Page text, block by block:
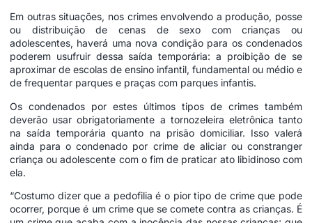
Em outras situações, nos crimes envolvendo a produção, posse
ou distribuição de cenas de sexo com crianças ou
adolescentes, haverá uma nova condição para os condenados
poderem usufruir dessa saída temporária: a proibição de se
aproximar de escolas de ensino infantil, fundamental ou médio e
de frequentar parques e praças com parques infantis.
Os condenados por estes últimos tipos de crimes também
deverão usar obrigatoriamente a tornozeleira eletrônica tanto
na saída temporária quanto na prisão domiciliar. Isso valerá
ainda para o condenado por crime de aliciar ou constranger
criança ou adolescente com o fim de praticar ato libidinoso com
ela.
“Costumo dizer que a pedofilia é o pior tipo de crime que pode
ocorrer, porque é um crime que se comete contra as crianças. É